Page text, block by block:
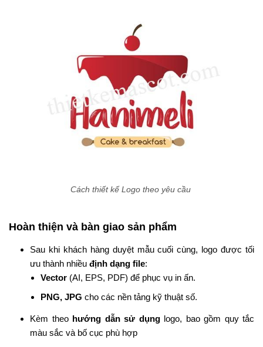
Cách thiết kế Logo theo yêu cầu
Hoàn thiện và bàn giao sản phẩm
Sau khi khách hàng duyệt mẫu cuối cùng, logo được tối
ưu thành nhiều định dạng file:
Vector (AI, EPS, PDF) để phục vụ in ấn.
PNG, JPG cho các nền tảng kỹ thuật số.
Kèm theo hướng dẫn sử dụnglogo, bao gồm quy tắc
màu sắc và bố cục phù hợp​